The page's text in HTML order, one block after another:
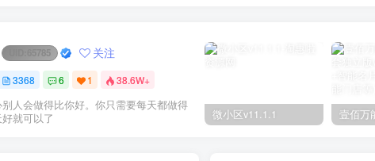
65785 关注
3368 6 1 38.6W+
人会做得比你好。你只需要每天都做得
就可以了
微小区v11.1.1